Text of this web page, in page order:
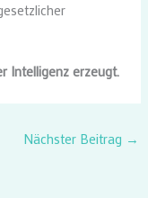
Intelligenz erzeugt.
Nächster Beitrag →